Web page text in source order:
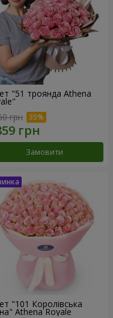
"51 троянда Athena
грн
Замовити
"101 Королівська
Athena Royale